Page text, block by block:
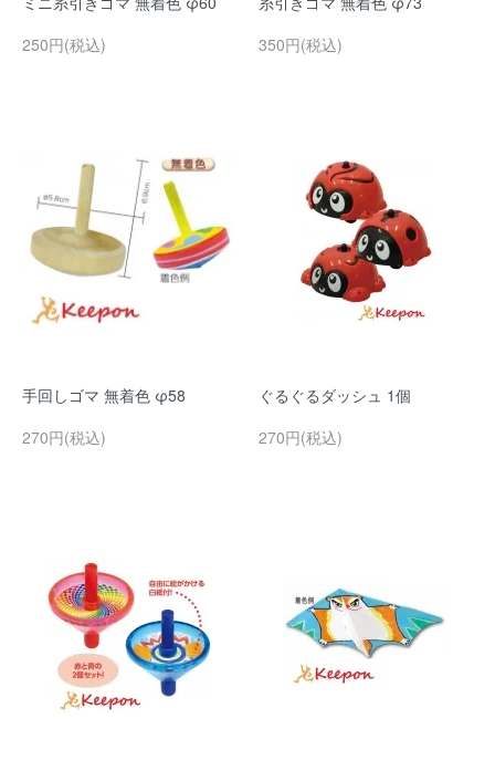
250円(税込)
350円(税込)
手回しゴマ 無着色 φ58
270円(税込)
ぐるぐるダッシュ 1個
270円(税込)